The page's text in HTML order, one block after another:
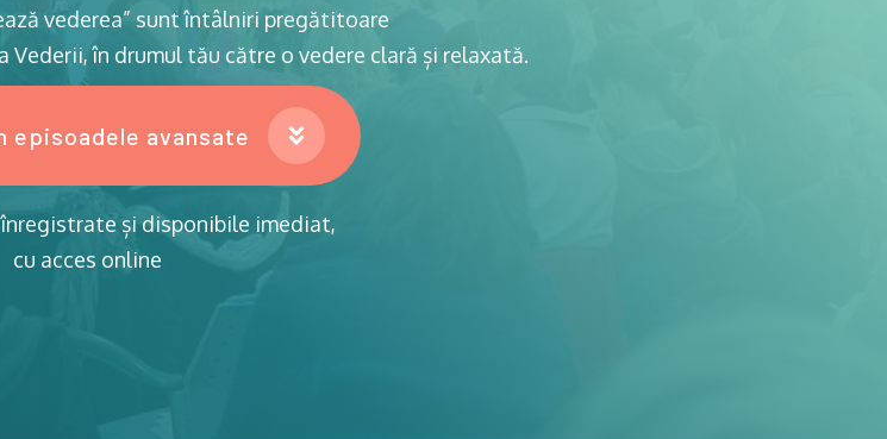
vederea” sunt întâlniri pregătitoare
în drumul tău către o vedere clară și relaxată.
episoadele avansate
și disponibile imediat,
cu acces online